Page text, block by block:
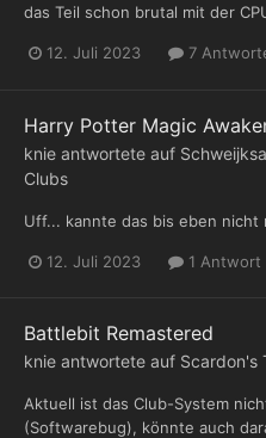
das Teil schon brutal mit der
12. Juli 2023 7
Harry Potter Magic
knie antwortete auf
Clubs
Uff... kannte das bis eben nicht
12. Juli 2023 1 Antwort
Battlebit Remastered
knie antwortete auf Scardon's
Aktuell ist das Club-System
(Softwarebug), könnte auch